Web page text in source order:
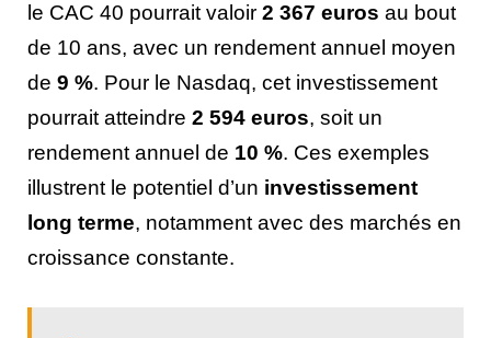
le CAC 40 pourrait valoir 2 367 euros au bout
de 10 ans, avec un rendement annuel moyen
de 9 %. Pour le Nasdaq, cet investissement
pourrait atteindre 2 594 euros, soit un
rendement annuel de 10 %. Ces exemples
illustrent le potentiel d’un investissement
long terme, notamment avec des marchés en
croissance constante.